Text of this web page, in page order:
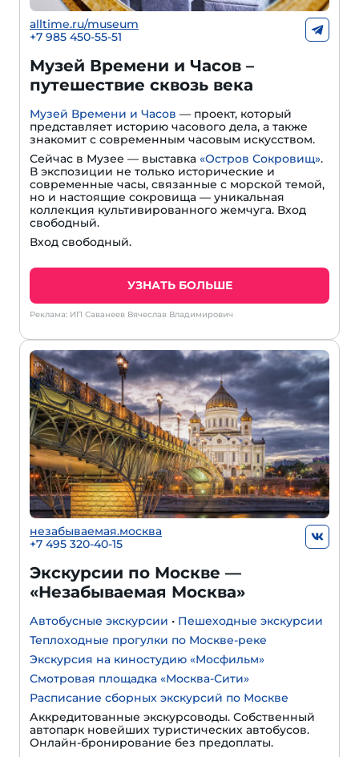
alltime.ru/museum
+7 985 450-55-51
Музей Времени и Часов –
путешествие сквозь века
Музей Времени и Часов — проект, который
представляет историю часового дела, а также
знакомит с современным часовым искусством.
Сейчас в Музее — выставка «Остров Сокровищ».
В экспозиции не только исторические и
современные часы, связанные с морской темой,
но и настоящие сокровища — уникальная
коллекция культивированного жемчуга. Вход
свободный.
Вход свободный.
УЗНАТЬ БОЛЬШЕ
Реклама: ИП Саванеев Вячеслав Владимирович
незабываемая.москва
+7 495 320-40-15
Экскурсии по Москве —
«Незабываемая Москва»
Автобусные экскурсии • Пешеходные экскурсии
Теплоходные прогулки по Москве-реке
Экскурсия на киностудию «Мосфильм»
Смотровая площадка «Москва-Сити»
Расписание сборных экскурсий по Москве
Аккредитованные экскурсоводы. Собственный
автопарк новейших туристических автобусов.
Онлайн-бронирование без предоплаты.